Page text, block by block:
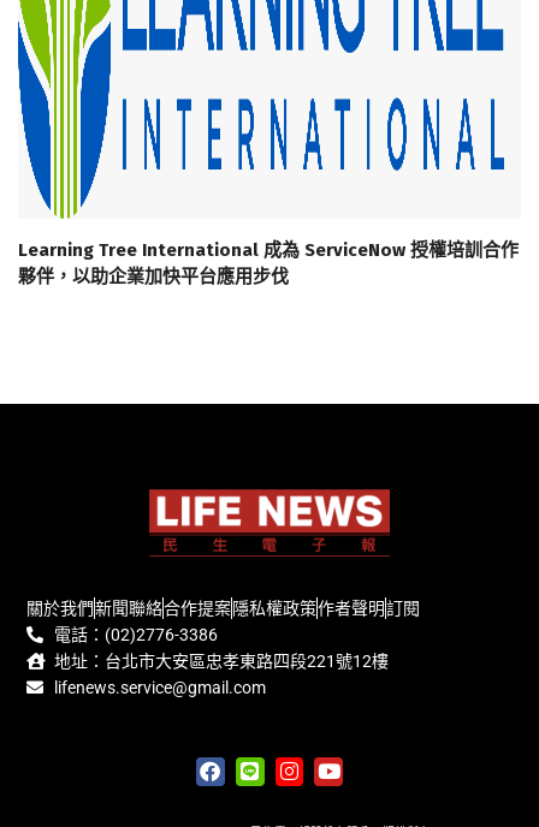
Learning Tree International 成為 ServiceNow 授權培訓合作
夥伴，以助企業加快平台應用步伐
關於我們新聞聯絡合作提案隱私權政策作者聲明訂閱
電話：(02)2776-3386
地址：台北市大安區忠孝東路四段221號12樓
lifenews.service@gmail.com